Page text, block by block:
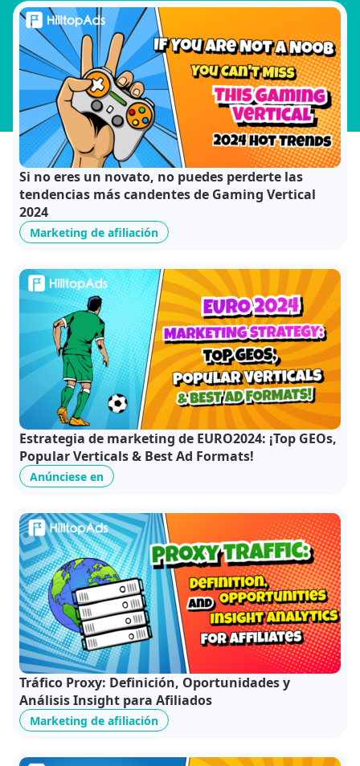
Marketing de afiliación
Si no eres un novato, no puedes perderte las
tendencias más candentes de Gaming Vertical
2024
Anúnciese en
Estrategia de marketing de EURO2024: ¡Top GEOs,
Popular Verticals & Best Ad Formats!
Marketing de afiliación
Tráfico Proxy: Definición, Oportunidades y
Análisis Insight para Afiliados